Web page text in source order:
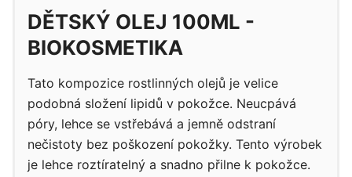
DĚTSKÝ OLEJ 100ML -
BIOKOSMETIKA
Tato kompozice rostlinných olejů je velice
podobná složení lipidů v pokožce. Neucpává
póry, lehce se vstřebává a jemně odstraní
nečistoty bez poškození pokožky. Tento výrobek
je lehce roztíratelný a snadno přilne k pokožce.